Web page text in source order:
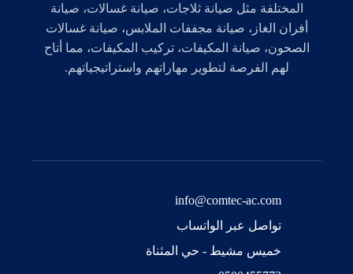
المختلفة مثل صيانة ثلاجات، صيانة غسالات، صيانة
أفران الغاز، صيانة مجففات الملابس، صيانة غسالات
الصحون، صيانة المكيفات، تركيب المكيفات، مما أتاح
لهم الفرصة لتطوير مهاراتهم واستراتيجياتهم.
info@comtec-ac.com
تواصل عبر الواتساب
خميس مشيط - حي المثناة